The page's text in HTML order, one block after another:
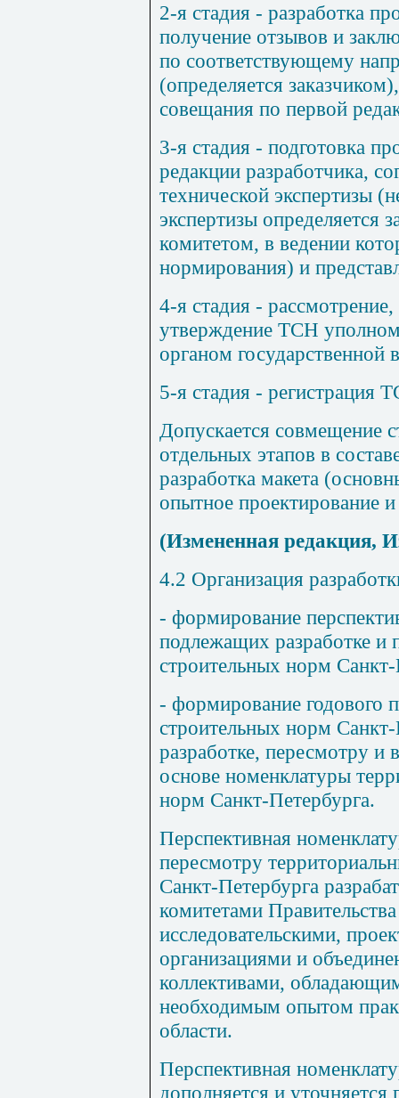
2-я стадия - разработка
получение отзывов и
по соответствующему
(определяется
совещания по первой
3-я стадия - подготовка
редакции разработчика,
технической экспертизы
экспертизы определяется
комитетом, в ведении
нормирования) и
4-я стадия -
утверждение ТСН
органом государственной
5-я стадия - регистрация
Допускается совмещение
отдельных этапов в
разработка макета
опытное проектирование
(Измененная редакция,
4.2 Организация
- формирование
подлежащих разработке и
строительных норм
- формирование годового
строительных норм
разработке, пересмотру и
основе номенклатуры
норм Санкт-Петербурга.
Перспективная
пересмотру
Санкт-Петербурга
комитетами
исследовательскими,
организациями и
коллективами,
необходимым опытом
области.
Перспективная
дополняется и уточняется